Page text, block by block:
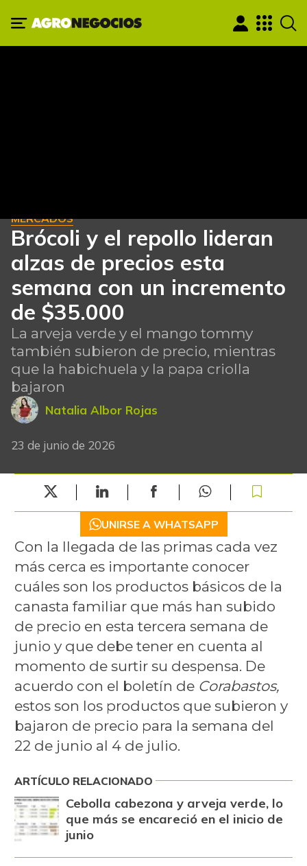
MERCADOS
Brócoli y el repollo lideran
alzas de precios esta
semana con un incremento
de $35.000
La arveja verde y el mango tommy
también subieron de precio, mientras
que la habichuela y la papa criolla
bajaron
Natalia Albor Rojas
23 de junio de 2026
UNIRSE A WHATSAPP
Con la llegada de las primas cada vez
más cerca es importante conocer
cuáles son los productos básicos de la
canasta familiar que más han subido
de precio en esta tercera semana de
junio y que debe tener en cuenta al
momento de surtir su despensa. De
acuerdo con el boletín de Corabastos,
estos son los productos que subieron y
bajaron de precio para la semana del
22 de junio al 4 de julio.
ARTÍCULO RELACIONADO
Cebolla cabezona y arveja verde, lo
que más se encareció en el inicio de
junio